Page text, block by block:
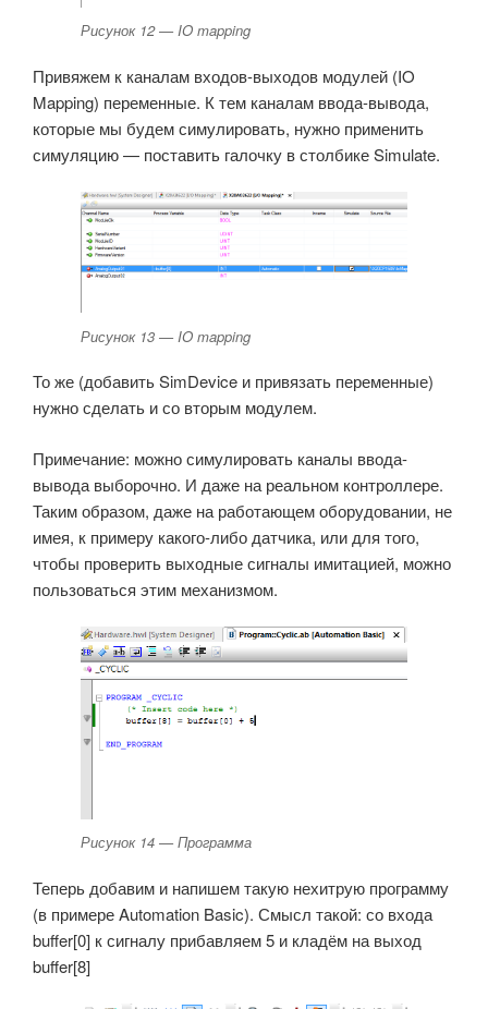
Рисунок 12 — IO mapping
Привяжем к каналам входов-выходов модулей (IO
Mapping) переменные. К тем каналам ввода-вывода,
которые мы будем симулировать, нужно применить
симуляцию — поставить галочку в столбике Simulate.
Рисунок 13 — IO mapping
То же (добавить SimDevice и привязать переменные)
нужно сделать и со вторым модулем.
Примечание: можно симулировать каналы ввода-
вывода выборочно. И даже на реальном контроллере.
Таким образом, даже на работающем оборудовании, не
имея, к примеру какого-либо датчика, или для того,
чтобы проверить выходные сигналы имитацией, можно
пользоваться этим механизмом.
Рисунок 14 — Программа
Теперь добавим и напишем такую нехитрую программу
(в примере Automation Basic). Смысл такой: со входа
buffer[0] к сигналу прибавляем 5 и кладём на выход
buffer[8]